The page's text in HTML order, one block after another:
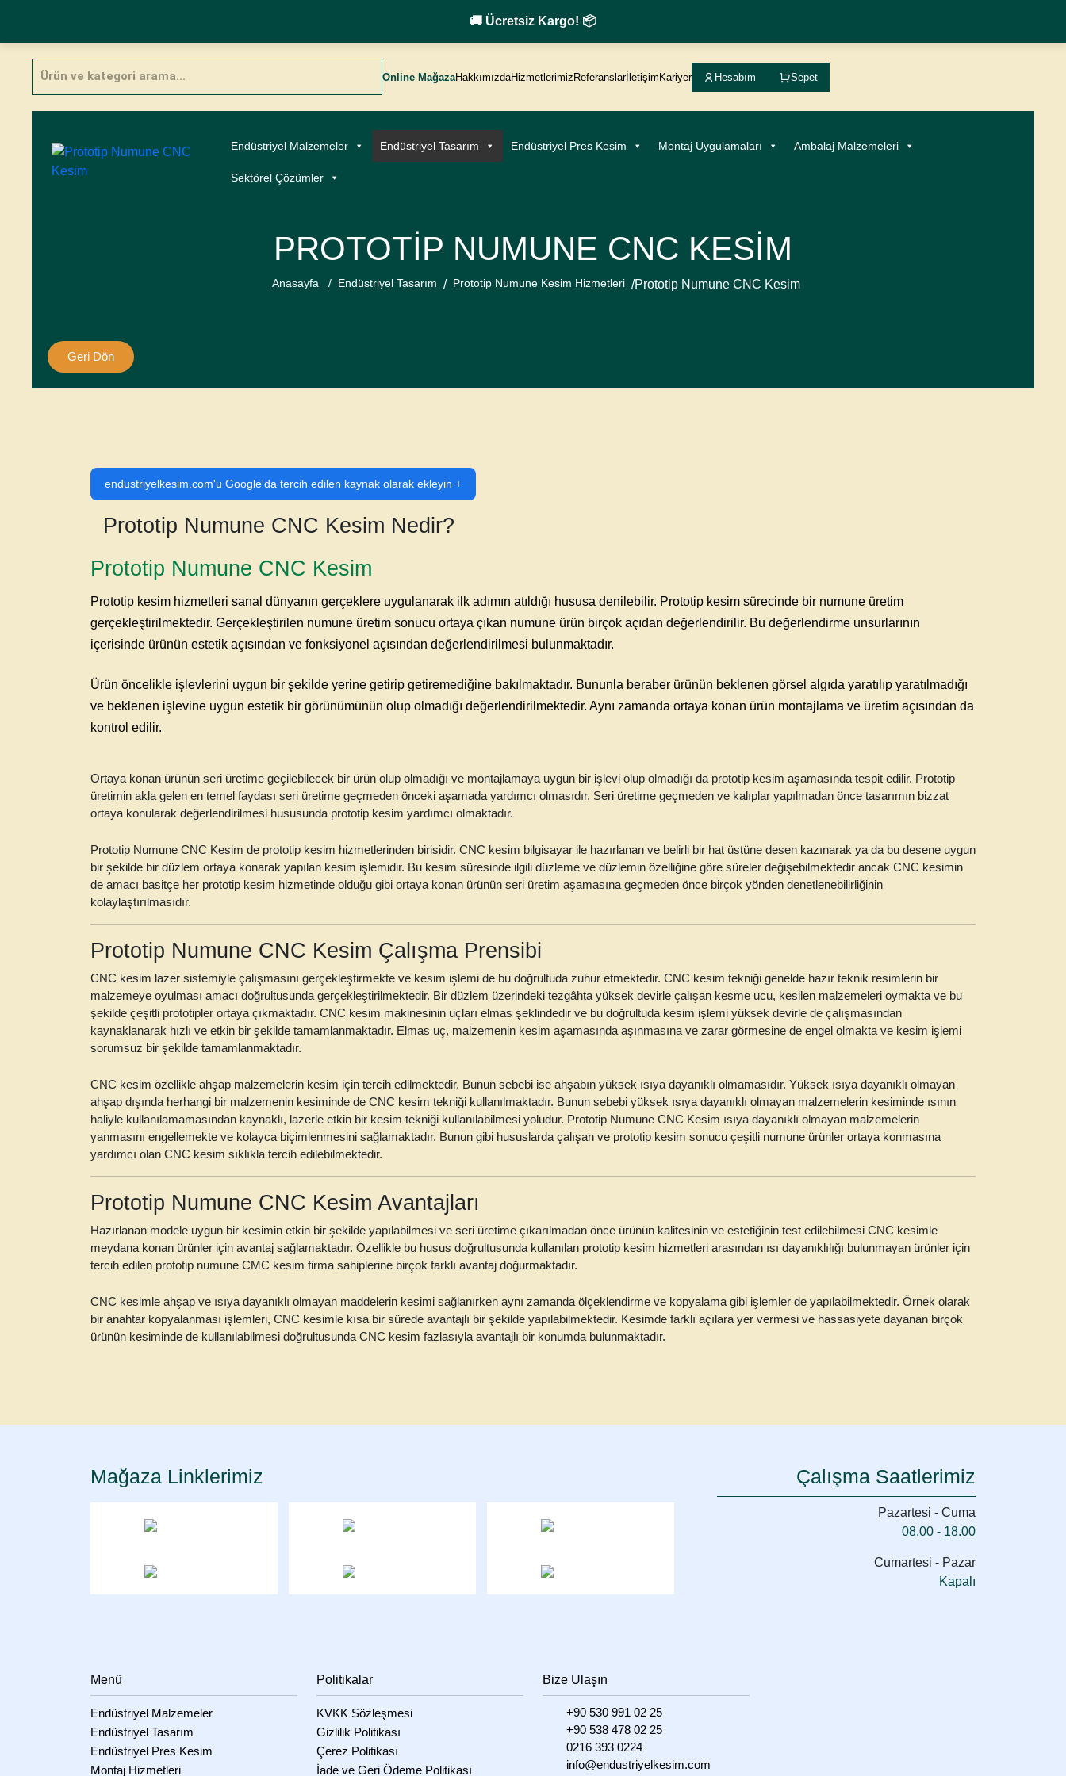
🚚 Ücretsiz Kargo! 📦
Products
search
Online MağazaHakkımızdaHizmetlerimiz Referanslarİletişim Kariyer Hesabım Sepet
Endüstriyel Malzemeler Endüstriyel Tasarım Endüstriyel Pres Kesim Montaj Uygulamaları Ambalaj Malzemeleri
Sektörel Çözümler
PROTOTIP NUMUNE CNC KESIM
Anasayfa / Endüstriyel Tasarım / Prototip Numune Kesim Hizmetleri /Prototip Numune CNC Kesim
Geri Dön
endustriyelkesim.com'u Google'da tercih edilen kaynak olarak ekleyin +
Prototip Numune CNC Kesim Nedir?
Prototip Numune CNC Kesim
Prototip kesim hizmetleri sanal dünyanın gerçeklere uygulanarak ilk adımın atıldığı hususa denilebilir. Prototip kesim sürecinde bir numune üretim
gerçekleştirilmektedir. Gerçekleştirilen numune üretim sonucu ortaya çıkan numune ürün birçok açıdan değerlendirilir. Bu değerlendirme unsurlarının
içerisinde ürünün estetik açısından ve fonksiyonel açısından değerlendirilmesi bulunmaktadır.
Ürün öncelikle işlevlerini uygun bir şekilde yerine getirip getiremediğine bakılmaktadır. Bununla beraber ürünün beklenen görsel algıda yaratılıp yaratılmadığı
ve beklenen işlevine uygun estetik bir görünümünün olup olmadığı değerlendirilmektedir. Aynı zamanda ortaya konan ürün montajlama ve üretim açısından da
kontrol edilir.
Ortaya konan ürünün seri üretime geçilebilecek bir ürün olup olmadığı ve montajlamaya uygun bir işlevi olup olmadığı da prototip kesim aşamasında tespit edilir. Prototip
üretimin akla gelen en temel faydası seri üretime geçmeden önceki aşamada yardımcı olmasıdır. Seri üretime geçmeden ve kalıplar yapılmadan önce tasarımın bizzat
ortaya konularak değerlendirilmesi hususunda prototip kesim yardımcı olmaktadır.
Prototip Numune CNC Kesim de prototip kesim hizmetlerinden birisidir. CNC kesim bilgisayar ile hazırlanan ve belirli bir hat üstüne desen kazınarak ya da bu desene uygun
bir şekilde bir düzlem ortaya konarak yapılan kesim işlemidir. Bu kesim süresinde ilgili düzleme ve düzlemin özelliğine göre süreler değişebilmektedir ancak CNC kesimin
de amacı basitçe her prototip kesim hizmetinde olduğu gibi ortaya konan ürünün seri üretim aşamasına geçmeden önce birçok yönden denetlenebilirliğinin
kolaylaştırılmasıdır.
Prototip Numune CNC Kesim Çalışma Prensibi
CNC kesim lazer sistemiyle çalışmasını gerçekleştirmekte ve kesim işlemi de bu doğrultuda zuhur etmektedir. CNC kesim tekniği genelde hazır teknik resimlerin bir
malzemeye oyulması amacı doğrultusunda gerçekleştirilmektedir. Bir düzlem üzerindeki tezgâhta yüksek devirle çalışan kesme ucu, kesilen malzemeleri oymakta ve bu
şekilde çeşitli prototipler ortaya çıkmaktadır. CNC kesim makinesinin uçları elmas şeklindedir ve bu doğrultuda kesim işlemi yüksek devirle de çalışmasından
kaynaklanarak hızlı ve etkin bir şekilde tamamlanmaktadır. Elmas uç, malzemenin kesim aşamasında aşınmasına ve zarar görmesine de engel olmakta ve kesim işlemi
sorumsuz bir şekilde tamamlanmaktadır.
CNC kesim özellikle ahşap malzemelerin kesim için tercih edilmektedir. Bunun sebebi ise ahşabın yüksek ısıya dayanıklı olmamasıdır. Yüksek ısıya dayanıklı olmayan
ahşap dışında herhangi bir malzemenin kesiminde de CNC kesim tekniği kullanılmaktadır. Bunun sebebi yüksek ısıya dayanıklı olmayan malzemelerin kesiminde ısının
haliyle kullanılamamasından kaynaklı, lazerle etkin bir kesim tekniği kullanılabilmesi yoludur. Prototip Numune CNC Kesim ısıya dayanıklı olmayan malzemelerin
yanmasını engellemekte ve kolayca biçimlenmesini sağlamaktadır. Bunun gibi hususlarda çalışan ve prototip kesim sonucu çeşitli numune ürünler ortaya konmasına
yardımcı olan CNC kesim sıklıkla tercih edilebilmektedir.
Prototip Numune CNC Kesim Avantajları
Hazırlanan modele uygun bir kesimin etkin bir şekilde yapılabilmesi ve seri üretime çıkarılmadan önce ürünün kalitesinin ve estetiğinin test edilebilmesi CNC kesimle
meydana konan ürünler için avantaj sağlamaktadır. Özellikle bu husus doğrultusunda kullanılan prototip kesim hizmetleri arasından ısı dayanıklılığı bulunmayan ürünler için
tercih edilen prototip numune CMC kesim firma sahiplerine birçok farklı avantaj doğurmaktadır.
CNC kesimle ahşap ve ısıya dayanıklı olmayan maddelerin kesimi sağlanırken aynı zamanda ölçeklendirme ve kopyalama gibi işlemler de yapılabilmektedir. Örnek olarak
bir anahtar kopyalanması işlemleri, CNC kesimle kısa bir sürede avantajlı bir şekilde yapılabilmektedir. Kesimde farklı açılara yer vermesi ve hassasiyete dayanan birçok
ürünün kesiminde de kullanılabilmesi doğrultusunda CNC kesim fazlasıyla avantajlı bir konumda bulunmaktadır.
Mağaza Linklerimiz Çalışma Saatlerimiz
Pazartesi - Cuma
08.00 - 18.00
Cumartesi - Pazar
Kapalı
Menü
Endüstriyel Malzemeler
Endüstriyel Tasarım
Endüstriyel Pres Kesim
Montaj Hizmetleri
Politikalar
KVKK Sözleşmesi
Gizlilik Politikası
Çerez Politikası
İade ve Geri Ödeme Politikası
Bize Ulaşın
+90 530 991 02 25
+90 538 478 02 25
0216 393 0224
info@endustriyelkesim.com